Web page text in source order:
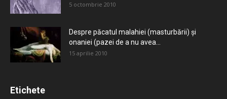
5 octombrie 2010
Despre păcatul malahiei (masturbării) şi
onaniei (pazei de a nu avea...
15 aprilie 2010
Etichete